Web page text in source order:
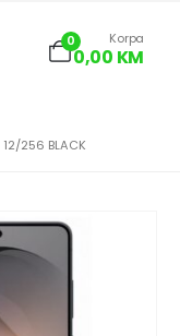
0 Korpa
0,00 KM
12/256 BLACK